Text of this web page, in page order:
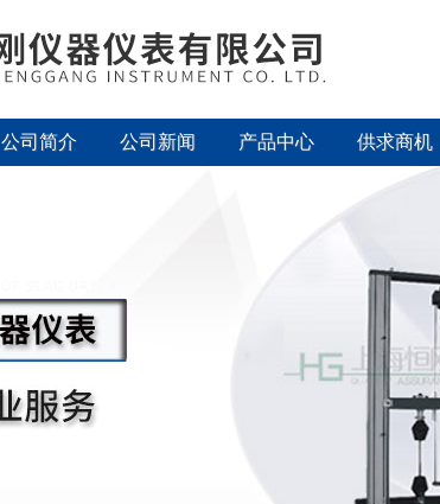
公司简介 公司新闻 产品中心 供求商机